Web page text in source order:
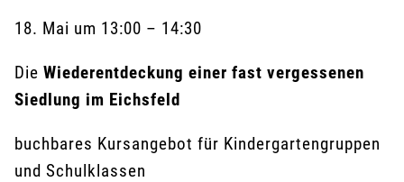
18. Mai um 13:00 – 14:30
Die Wiederentdeckung einer fast vergessenen
Siedlung im Eichsfeld
buchbares Kursangebot für Kindergartengruppen
und Schulklassen